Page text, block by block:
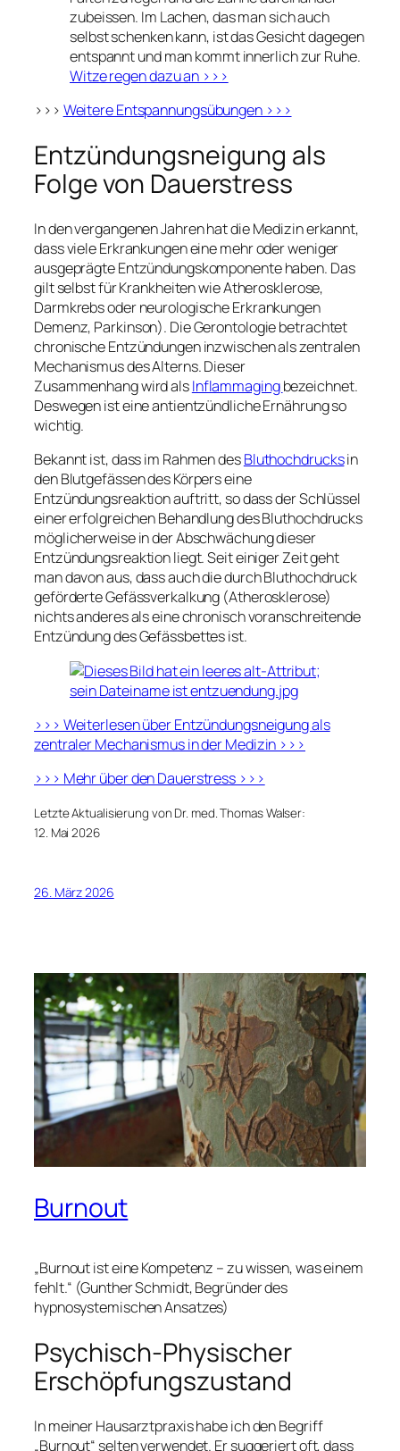
zubeissen. Im Lachen, das man sich auch
selbst schenken kann, ist das Gesicht dagegen
entspannt und man kommt innerlich zur Ruhe.
Witze regen dazu an >>>
>>> Weitere Entspannungsübungen >>>
Entzündungsneigung als
Folge von Dauerstress
In den vergangenen Jahren hat die Medizin erkannt,
dass viele Erkrankungen eine mehr oder weniger
ausgeprägte Entzündungskomponente haben. Das
gilt selbst für Krankheiten wie Atherosklerose,
Darmkrebs oder neurologische Erkrankungen
Demenz, Parkinson). Die Gerontologie betrachtet
chronische Entzündungen inzwischen als zentralen
Mechanismus des Alterns. Dieser
Zusammenhang wird alsInflammagingbezeichnet.
Deswegen ist eine antientzündliche Ernährung so
wichtig.
Bekannt ist, dass im Rahmen desBluthochdrucksin
den Blutgefässen des Körpers eine
Entzündungsreaktion auftritt, so dass der Schlüssel
einer erfolgreichen Behandlung des Bluthochdrucks
möglicherweise in der Abschwächung dieser
Entzündungsreaktion liegt. Seit einiger Zeit geht
man davon aus, dass auch die durch Bluthochdruck
geförderte Gefässverkalkung (Atherosklerose)
nichts anderes als eine chronisch voranschreitende
Entzündung des Gefässbettes ist.
>>> Weiterlesen über Entzündungsneigung als
zentraler Mechanismus in der Medizin >>>
>>> Mehr über den Dauerstress >>>
Letzte Aktualisierung von Dr. med. Thomas Walser:
12. Mai 2026
26. März 2026
Burnout
„Burnout ist eine Kompetenz – zu wissen, was einem
fehlt.“ (Gunther Schmidt, Begründer des
hypnosystemischen Ansatzes)
Psychisch-Physischer
Erschöpfungszustand
In meiner Hausarztpraxis habe ich den Begriff
„Burnout“ selten verwendet. Er suggeriert oft, dass